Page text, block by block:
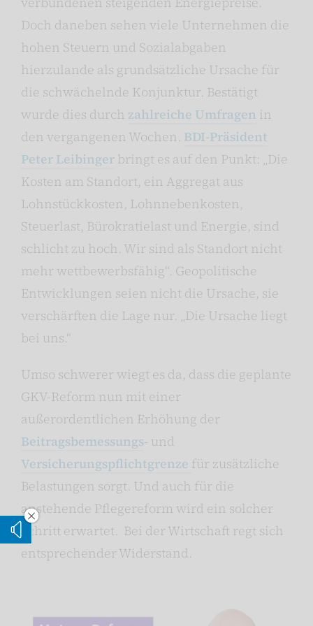
Doch daneben sehen viele Unternehmen die
hohen Steuern und Sozialabgaben
hierzulande als grundsätzliche Ursache für
die schwächelnde Konjunktur. Bestätigt
wurde dies durch zahlreiche Umfragen in
den vergangenen Wochen. BDI-Präsident
Peter Leibinger bringt es auf den Punkt: „Die
Kosten am Standort, ein Aggregat aus
Lohnstückkosten, Lohnnebenkosten,
Steuerlast, Bürokratielast und Energie, sind
schlicht zu hoch. Wir sind als Standort nicht
mehr wettbewerbsfähig“. Geopolitische
Entwicklungen seien nicht die Ursache, sie
verschärften die Lage nur. „Die Ursache liegt
bei uns.“
Umso schwerer wiegt es da, dass die geplante
GKV-Reform nun mit einer
außerordentlichen Erhöhung der
Beitragsbemessungs- und
Versicherungspflichtgrenze für zusätzliche
Belastungen sorgt. Und auch für die
anstehende Pflegereform wird ein solcher
Schritt erwartet. Bei der Wirtschaft regt sich
entsprechender Widerstand.
Vorleseoption verstecken
Vorlesen